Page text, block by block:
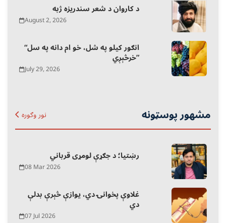
د کاروان د شعر سندریزه ژبه
August 2, 2026
“انګور کیلو په شل، خو ام دانه په سل
خرڅېږي”
July 29, 2026
مشهور پوسټونه نور وګوره
رښتیا؛ د جګړې لومړی قرباني
08 Mar 2026
غلاوې پخوانۍ دي، یوازې څېرې بدلې
دي
07 Jul 2026